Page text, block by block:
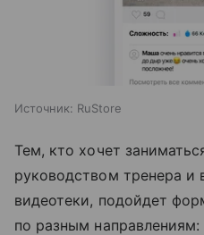
Источник: RuStore
Тем, кто хочет
руководством тренера и
видеотеки, подойдет
по разным